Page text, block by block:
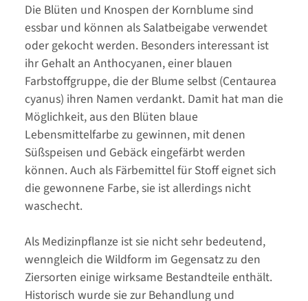
Die Blüten und Knospen der Kornblume sind
essbar und können als Salatbeigabe verwendet
oder gekocht werden. Besonders interessant ist
ihr Gehalt an Anthocyanen, einer blauen
Farbstoffgruppe, die der Blume selbst (Centaurea
cyanus) ihren Namen verdankt. Damit hat man die
Möglichkeit, aus den Blüten blaue
Lebensmittelfarbe zu gewinnen, mit denen
Süßspeisen und Gebäck eingefärbt werden
können. Auch als Färbemittel für Stoff eignet sich
die gewonnene Farbe, sie ist allerdings nicht
waschecht.
Als Medizinpflanze ist sie nicht sehr bedeutend,
wenngleich die Wildform im Gegensatz zu den
Ziersorten einige wirksame Bestandteile enthält.
Historisch wurde sie zur Behandlung und